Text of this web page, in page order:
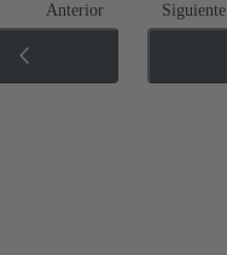
Anterior Siguiente